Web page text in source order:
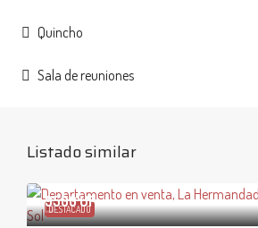
Quincho
Sala de reuniones
Listado similar
DESTACADO
9500 UF